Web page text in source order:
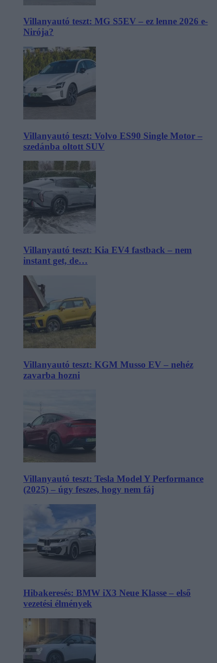
Villanyautó teszt: MG S5EV – ez lenne 2026 e-
Nirója?
Villanyautó teszt: Volvo ES90 Single Motor –
szedánba oltott SUV
Villanyautó teszt: Kia EV4 fastback – nem
instant get, de…
Villanyautó teszt: KGM Musso EV – nehéz
zavarba hozni
Villanyautó teszt: Tesla Model Y Performance
(2025) – úgy feszes, hogy nem fáj
Hibakeresés: BMW iX3 Neue Klasse – első
vezetési élmények